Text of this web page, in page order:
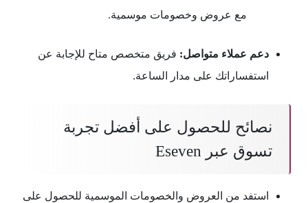
مع عروض وخصومات موسمية.
دعم عملاء متواصل: فريق متخصص متاح للإجابة عن
استفساراتك على مدار الساعة.
نصائح للحصول على أفضل تجربة
تسوق عبر Eseven
استفد من العروض والخصومات الموسمية للحصول على